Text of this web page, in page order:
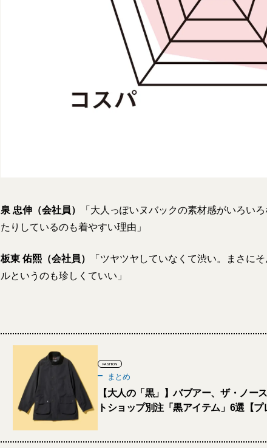
泉 忠伸（会社員）
「大人っぽいヌバックの素材感がいろい
たりしているのも着やすい理由」
板東 佑熙（会社員）
「ツヤツヤしていなくて渋い。まさに
ルというのも珍しくていい」
FASHION
まとめ
【大人の「黒」】バブアー、ザ・ノー
トショップ別注「黒アイテム」6選【プ